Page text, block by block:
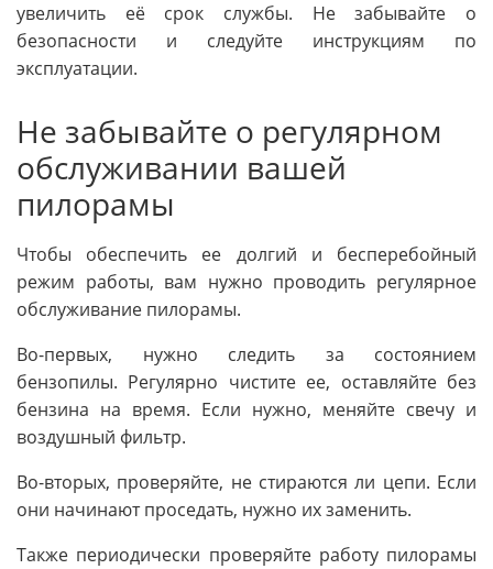
увеличить её срок службы. Не забывайте о
безопасности и следуйте инструкциям по
эксплуатации.
Не забывайте о регулярном
обслуживании вашей
пилорамы
Чтобы обеспечить ее долгий и бесперебойный
режим работы, вам нужно проводить регулярное
обслуживание пилорамы.
Во-первых, нужно следить за состоянием
бензопилы. Регулярно чистите ее, оставляйте без
бензина на время. Если нужно, меняйте свечу и
воздушный фильтр.
Во-вторых, проверяйте, не стираются ли цепи. Если
они начинают проседать, нужно их заменить.
Также периодически проверяйте работу пилорамы